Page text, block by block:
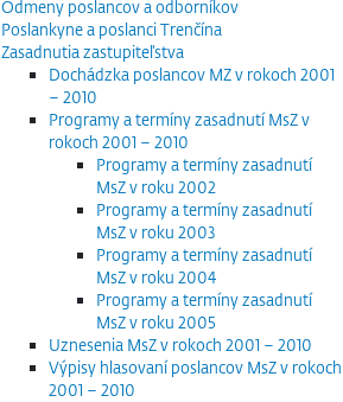
Odmeny poslancov a odborníkov
Poslankyne a poslanci Trenčína
Zasadnutia zastupiteľstva
Dochádzka poslancov MZ v rokoch 2001
– 2010
Programy a termíny zasadnutí MsZ v
rokoch 2001 – 2010
Programy a termíny zasadnutí
MsZ v roku 2002
Programy a termíny zasadnutí
MsZ v roku 2003
Programy a termíny zasadnutí
MsZ v roku 2004
Programy a termíny zasadnutí
MsZ v roku 2005
Uznesenia MsZ v rokoch 2001 – 2010
Výpisy hlasovaní poslancov MsZ v rokoch
2001 – 2010